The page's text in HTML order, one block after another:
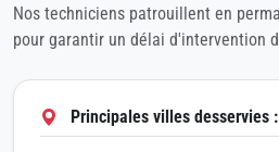
Nos techniciens patrouillent en
pour garantir un délai d'intervention
Principales villes desservies :